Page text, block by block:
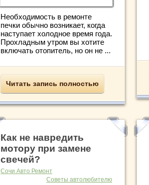
Необходимость в ремонте
печки обычно возникает, когда
наступает холодное время года.
Прохладным утром вы хотите
включать отопитель, но он не ...
Читать запись полностью
Как не навредить
мотору при замене
свечей?
Сочи Авто Ремонт
Советы автолюбителю